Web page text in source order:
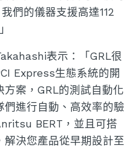
們的儀器支援高達112
表示：「GRL很
Express生態系統的開
案，GRL的測試自動化
進行自動、高效率的驗
BERT，並且可搭
解決您產品從早期設計至